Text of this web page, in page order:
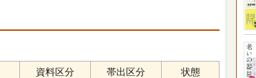
資料区分 帯出区分
状態